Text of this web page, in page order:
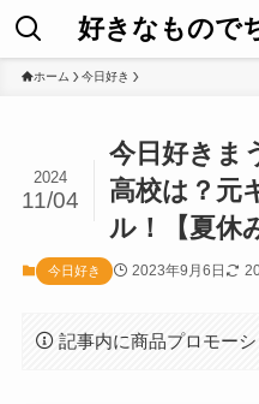
好きなもので
ホーム 今日好き
今日好きま
高校は？元
ル！【夏休
2024
11/04
今日好き 2023年9月6日
記事内に商品プロモー